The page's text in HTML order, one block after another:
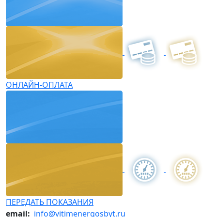
ОНЛАЙН-ОПЛАТА
ПЕРЕДАТЬ ПОКАЗАНИЯ
email: info@vitimenergosbyt.ru